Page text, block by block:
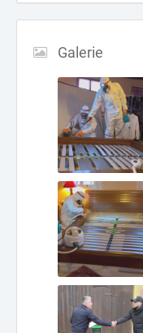
Galerie